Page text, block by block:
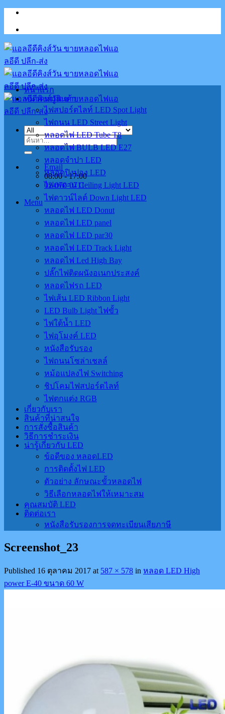
Skip
content
ค้นหา:
Email
08:00 - 17:00
02-070-0711
Menu
หน้าแรก
หมวดหมู่สินค้า
ไฟสปอร์ตไลท์ LED Spot Light
ไฟถนน LED Street Light
หลอดไฟ LED Tube T8
หลอดไฟ BULB LED E27
หลอดจำปา LED
หลอดปิงปอง LED
ไฟเพดาน Ceiling Light LED
ไฟดาวน์ไลต์ Down Light LED
หลอดไฟ LED Donut
หลอดไฟ LED panel
หลอดไฟ LED par30
หลอดไฟ LED Track Light
หลอดไฟ Led High Bay
ปลั๊กไฟติดผนังอเนกประสงค์
หลอดไฟรถ LED
ไฟเส้น LED Ribbon Light
LED Bulb Light ไฟขั้ว
ไฟใต้น้ำ LED
ไฟอุโมงค์ LED
หนังสือรับรอง
ไฟถนนโซล่าเชลล์
หม้อแปลงไฟ Switching
ชิปโคมไฟสปอร์ตไลท์
ไฟตกแต่ง RGB
เกี่ยวกับเรา
สินค้าที่น่าสนใจ
การสั่งซื้อสินค้า
วิธีการชำระเงิน
น่ารู้เกี่ยวกับ LED
ข้อดีของ หลอดLED
การติดตั้งไฟ LED
ตัวอย่าง ลักษณะขั้วหลอดไฟ
วิธีเลือกหลอดไฟให้เหมาะสม
คุณสมบัติ LED
ติดต่อเรา
หนังสือรับรองการจดทะเบียนเสียภาษี
Screenshot_23
Published 16 ตุลาคม 2017 at 587 × 578 in หลอด LED High
power E-40 ขนาด 60 W